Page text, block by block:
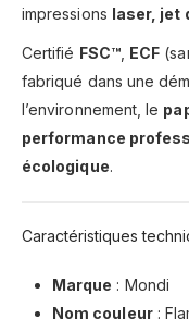
impressions laser, jet
Certifié FSC™, ECF
fabriqué dans une
l’environnement, le
performance
écologique.
Caractéristiques
Marque : Mondi
Nom couleur: